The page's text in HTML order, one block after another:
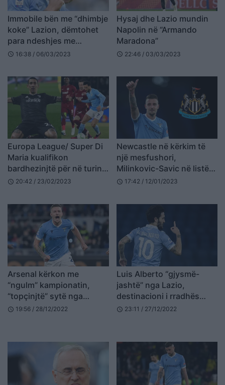
Immobile bën me “dhimbje
koke” Lazion, dëmtohet
para ndeshjes me
Alkamaar
schedule 16:38 / 06/03/2023
Hysaj dhe Lazio mundin
Napolin në “Armando
Maradona”
schedule 22:46 / 03/03/2023
Europa League/ Super Di
Maria kualifikon
bardhezinjtë për në turin
tjetër, Lazio i “falet”
schedule 20:42 / 23/02/2023
Newcastle në kërkim të
një mesfushori,
Milinkovic-Savic në listën
“bardhezi”
schedule 17:42 / 12/01/2023
Arsenal kërkon me
“ngulm” kampionatin,
“topçinjtë” sytë nga
Milinkovic-Savic
schedule 19:56 / 28/12/2022
Luis Alberto “gjysmë-
jashtë” nga Lazio,
destinacioni i rradhës
është Spanja
schedule 23:11 / 27/12/2022